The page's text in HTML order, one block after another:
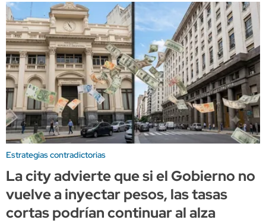
Estrategias contradictorias
La city advierte que si el Gobierno no
vuelve a inyectar pesos, las tasas
cortas podrían continuar al alza